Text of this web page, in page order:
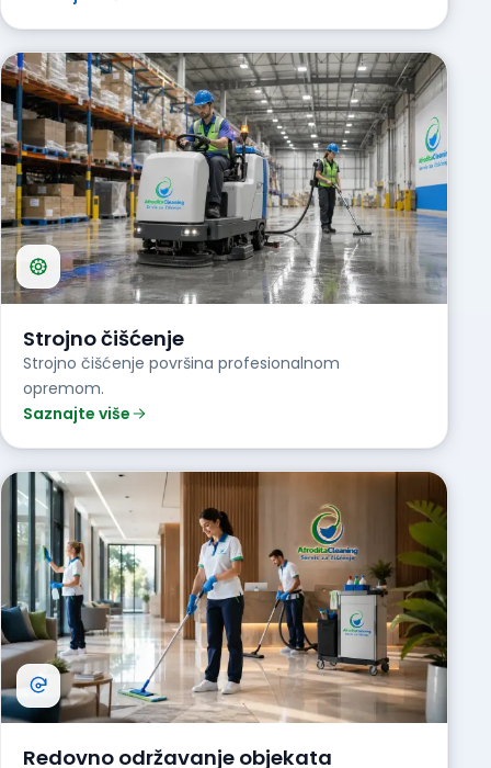
Strojno čišćenje
Strojno čišćenje površina profesionalnom
opremom.
Saznajte više
Redovno održavanje objekata